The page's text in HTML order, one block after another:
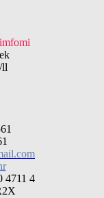
ll
4711 4